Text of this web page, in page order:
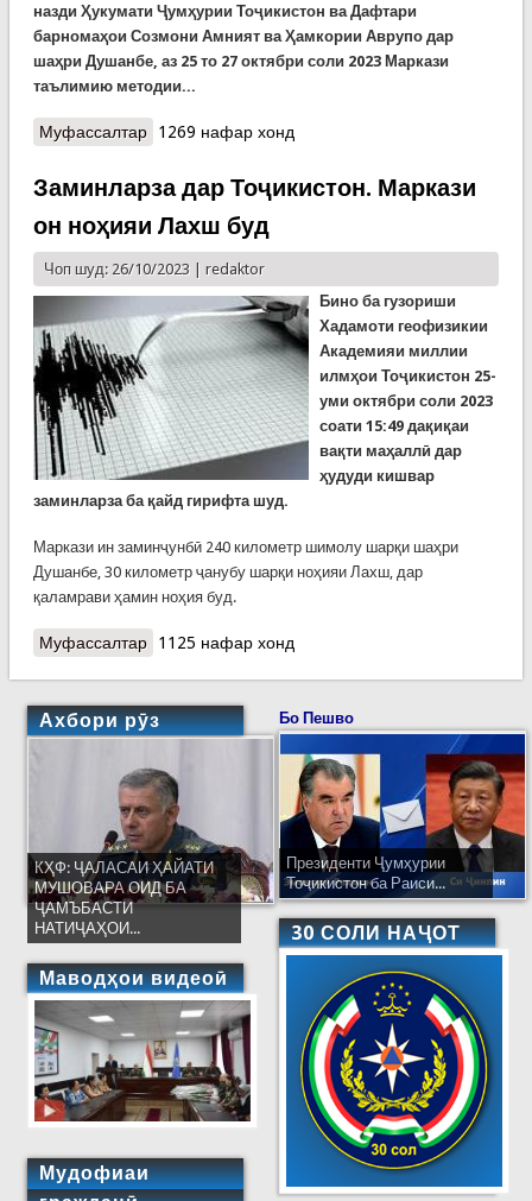
назди Ҳукумати Ҷумҳурии Тоҷикистон ва Дафтари
барномаҳои Созмони Амният ва Ҳамкории Аврупо дар
шаҳри Душанбе, аз 25 то 27 октябри соли 2023 Маркази
таълимию методии...
Муфассалтаро Дарсҳои омӯзишӣ дар барои роҳбарои раёсату
1269 нафар хонд
Заминларза дар Тоҷикистон. Маркази
он ноҳияи Лахш буд
Чоп шуд: 26/10/2023 | redaktor
Бино ба гузориши
Хадамоти геофизикии
Академияи миллии
илмҳои Тоҷикистон 25-
уми октябри соли 2023
соати 15:49 дақиқаи
вақти маҳаллӣ дар
ҳудуди кишвар
заминларза ба қайд гирифта шуд.
Маркази ин заминҷунбӣ 240 километр шимолу шарқи шаҳри
Душанбе, 30 километр ҷанубу шарқи ноҳияи Лахш, дар
қаламрави ҳамин ноҳия буд.
Муфассалтаро Заминларза дар Тоҷикистон. Маркази он
1125 нафар хонд
Ахбори рӯз
КҲФ: ҶАЛАСАИ ҲАЙАТИ
МУШОВАРА ОИД БА
ҶАМЪБАСТИ
НАТИҶАҲОИ...
Маводҳои видеоӣ
Мудофиаи
Бо Пешво
Президенти Ҷумҳурии
Тоҷикистон ба Раиси...
30 СОЛИ НАҶОТ